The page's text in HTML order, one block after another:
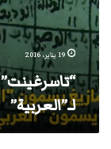
19 يناير، 2016
لـ”العربية”